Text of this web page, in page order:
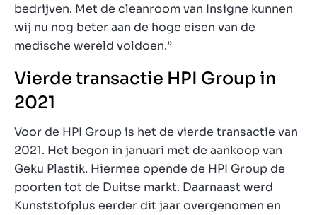
bedrijven. Met de cleanroom van Insigne kunnen
wij nu nog beter aan de hoge eisen van de
medische wereld voldoen.”
Vierde transactie HPI Group in
2021
Voor de HPI Group is het de vierde transactie van
2021. Het begon in januari met de aankoop van
Geku Plastik. Hiermee opende de HPI Group de
poorten tot de Duitse markt. Daarnaast werd
Kunststofplus eerder dit jaar overgenomen en